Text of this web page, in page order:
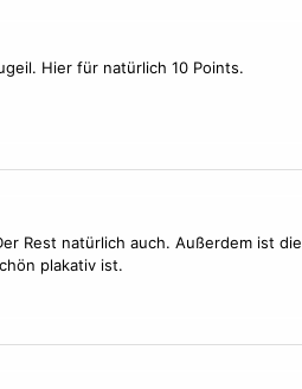
Hier für natürlich 10 Points.
Rest natürlich auch. Außerdem ist die
plakativ ist.